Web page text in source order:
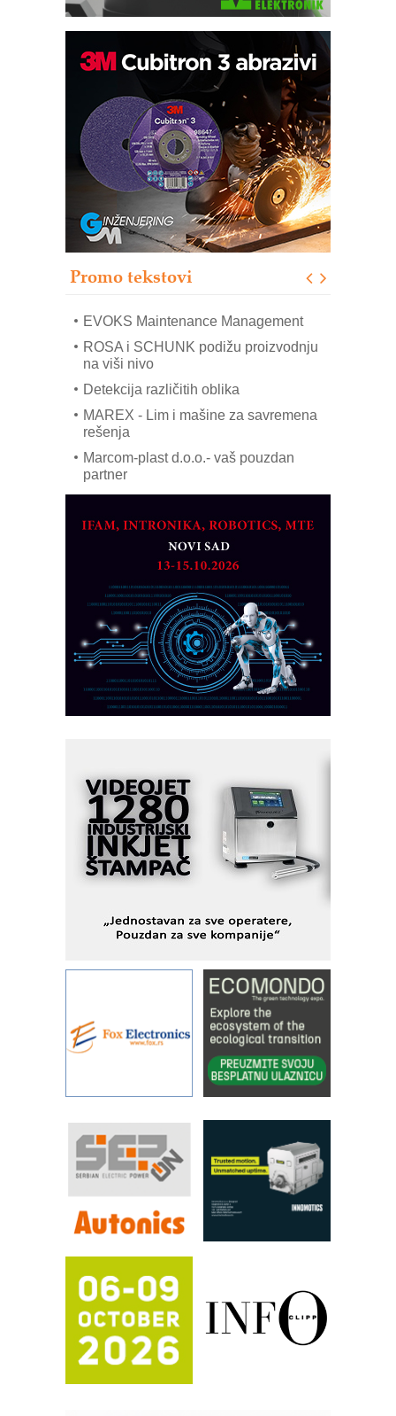
Promo tekstovi
Trajna oznaka kao dugoročna korist
Bezbednost na prvom mestu!
IB BLUMENAUER - više od 40 godina
poverenja u industriji
RMQ-TITAN ADVANCED INDICATOR
– Pametna signalizacija za efikasnije
upravljanje mašinama
Sigurnije ispitivanje transformatora u
solarnim elektranama i vetroparkovima
EVOKS Maintenance Management
ROSA i SCHUNK podižu proizvodnju
na viši nivo
Detekcija različitih oblika
MAREX - Lim i mašine za savremena
rešenja
Marcom-plast d.o.o.- vaš pouzdan
partner
obradu!
Razvoj asortimanskog pravca MINI-
PLC AKYTEC
AUKOM: Svetski standard metrologije
dostupan u Srbiji
MOTOMAN – NEXT-Robotika vođena
veštačkom inteligencijom
I.SAFE MOBILE revolucioniše
industrijsku automatizaciju
pionirskimmobile operator PANEL-OM
KIP KOP – napredna rešenja za
savremene industrijske i logističke
objekte
Alba d.o.o. – 35 godina preciznosti u
metrologiji i pametnim dozirnim
rešenjima
STAUFF – Komponente koje
sistema
YAMADA pumpe – japanska
pouzdanost u transferu fluida
Filtration Group Industrial – Napredna
rešenja za filtraciju u hidrauličkim i
procesnim sistemima
Art Utopia Studio – vizuelne priče
RILINEX kompanije Rittal
FANUC: Najbolje za vašu pametnu
automatizaciju
Efikasno upravljanje energijom
Automatizacija pakovanja · Display
Proizvodnja iC7 Hybrid 1500 VDC
mrežnog pretvarača sa tečnim
hlađenjem
Potpuna efikasnost bez složenih
sistema